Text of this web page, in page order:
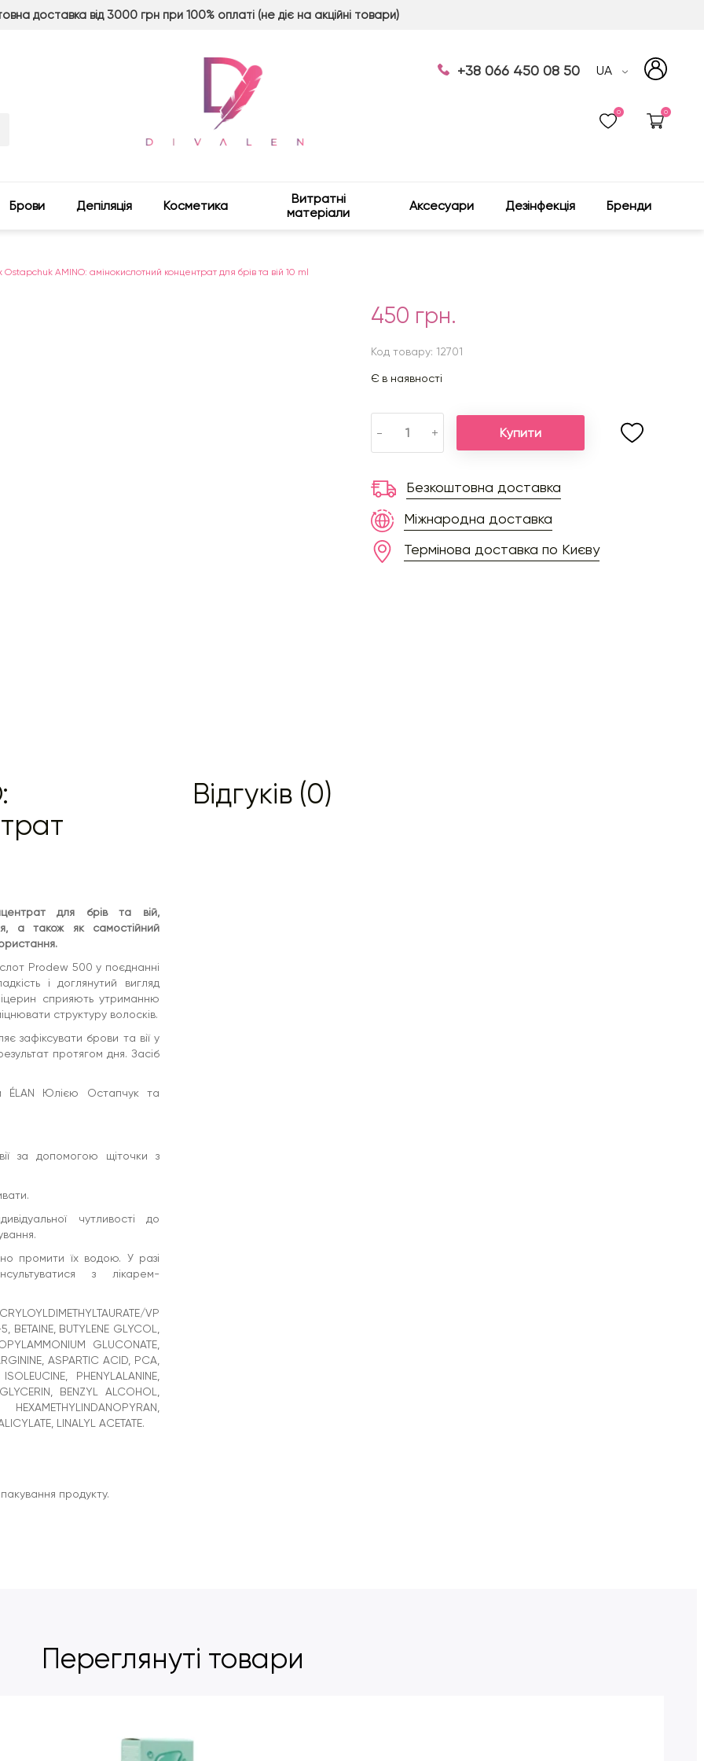
доставка від 3000 грн при 100% оплаті (не діє на акційні товари)
+38 066 450 08 50 UA
0 0
Брови Депіляція Косметика
Витратні
матеріали
Аксесуари Дезінфекція Бренди
Ostapchuk AMINO: амінокислотний концентрат для брів та вій 10 ml
450 грн.
Код товару: 12701
Є в наявності
- + Купити
Безкоштовна доставка
Міжнародна доставка
Термінова доставка по Києву
для брів та вій,
а також як самостійний
Prodew 500 у поєднанні
і доглянутий вигляд
сприяють утриманню
структуру волосків.
зафіксувати брови та вії у
протягом дня. Засіб
ÉLAN Юлією Остапчук та
за допомогою щіточки з
чутливості до
промити їх водою. У разі
з лікарем-
VP
BUTYLENE GLYCOL,
GLUCONATE,
ASPARTIC ACID, PCA,
PHENYLALANINE,
BENZYL ALCOHOL,
LINALYL ACETATE.
продукту.
Відгуків (0)
Переглянуті товари